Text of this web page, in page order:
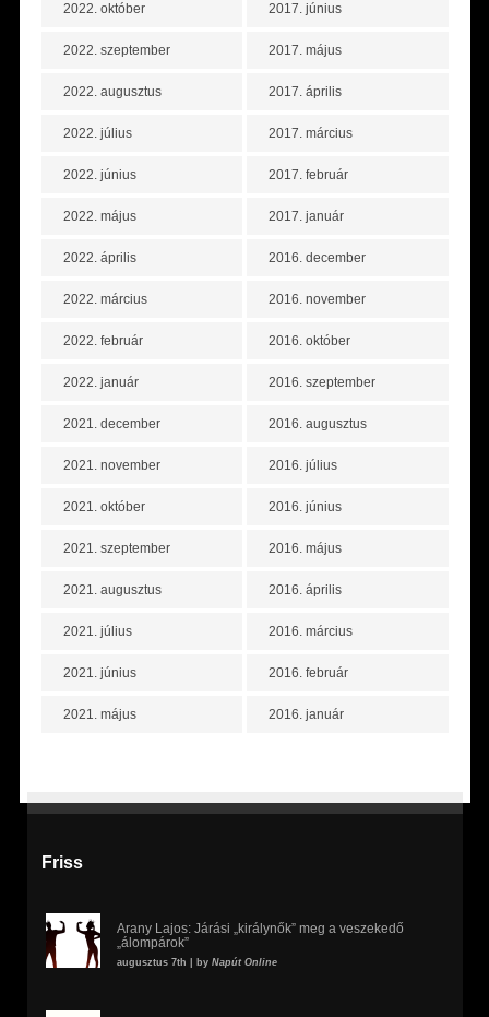
2022. október
2022. szeptember
2022. augusztus
2022. július
2022. június
2022. május
2022. április
2022. március
2022. február
2022. január
2021. december
2021. november
2021. október
2021. szeptember
2021. augusztus
2021. július
2021. június
2021. május
2017. június
2017. május
2017. április
2017. március
2017. február
2017. január
2016. december
2016. november
2016. október
2016. szeptember
2016. augusztus
2016. július
2016. június
2016. május
2016. április
2016. március
2016. február
2016. január
Friss
Arany Lajos: Járási „királynők” meg a veszekedő
„álompárok”
augusztus 7th | by Napút Online